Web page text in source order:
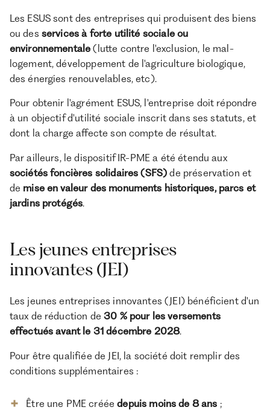
Les ESUS sont des entreprises qui produisent des biens
ou des services à forte utilité sociale ou
environnementale (lutte contre l'exclusion, le mal-
logement, développement de l'agriculture biologique,
des énergies renouvelables, etc).
Pour obtenir l'agrément ESUS, l'entreprise doit répondre
à un objectif d'utilité sociale inscrit dans ses statuts, et
dont la charge affecte son compte de résultat.
Par ailleurs, le dispositif IR-PME a été étendu aux
sociétés foncières solidaires (SFS) de préservation et
de mise en valeur des monuments historiques, parcs et
jardins protégés.
Les jeunes entreprises
innovantes (JEI)
Les jeunes entreprises innovantes (JEI) bénéficient d'un
taux de réduction de30 % pour les versements
effectués avant le 31 décembre 2028.
Pour être qualifiée de JEI, la société doit remplir des
conditions supplémentaires :
Être une PME crééedepuis moins de 8 ans ;